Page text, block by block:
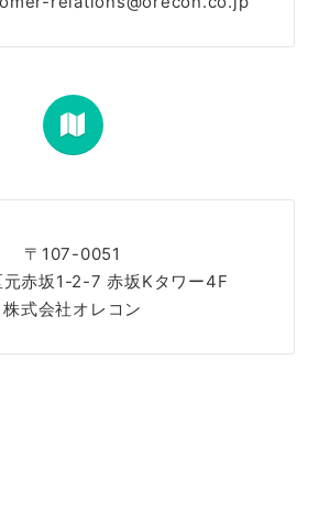
〒107-0051
元赤坂1-2-7 赤坂Kタワー4F
株式会社オレコン